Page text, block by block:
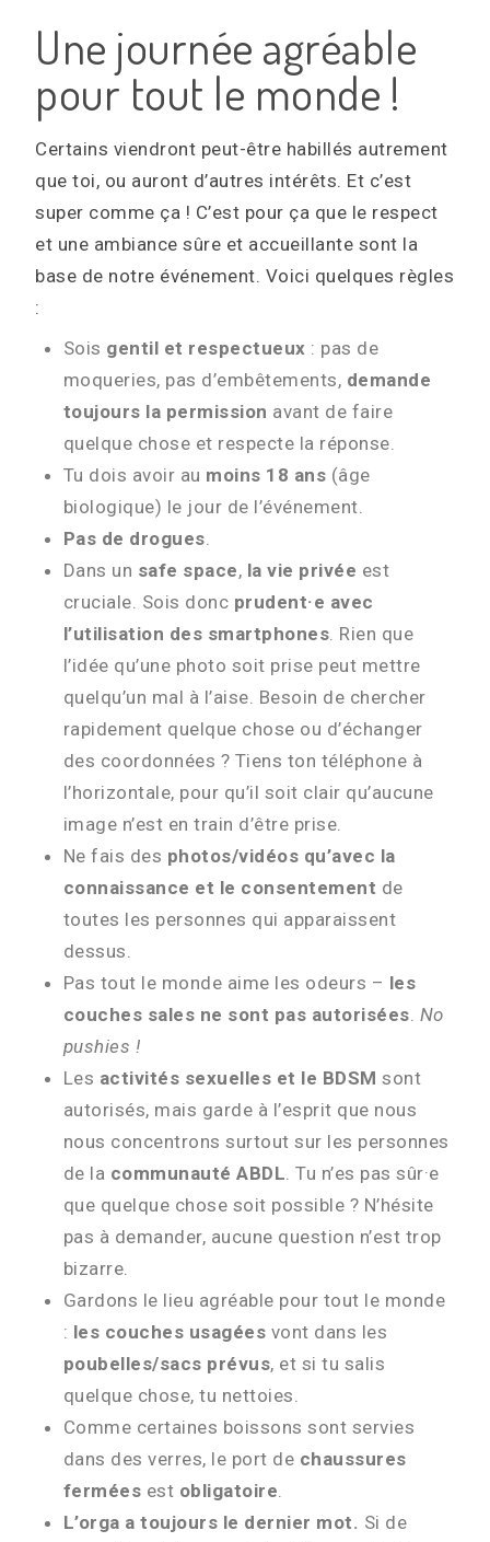
Une journée agréable
pour tout le monde !
Certains viendront peut-être habillés autrement
que toi, ou auront d’autres intérêts. Et c’est
super comme ça ! C’est pour ça que le respect
et une ambiance sûre et accueillante sont la
base de notre événement. Voici quelques règles
:
Sois gentil et respectueux : pas de
moqueries, pas d’embêtements, demande
toujours la permission avant de faire
quelque chose et respecte la réponse.
Tu dois avoir au moins 18 ans (âge
biologique) le jour de l’événement.
Pas de drogues.
Dans un safe space, la vie privée est
cruciale. Sois donc prudent·e avec
l’utilisation des smartphones. Rien que
l’idée qu’une photo soit prise peut mettre
quelqu’un mal à l’aise. Besoin de chercher
rapidement quelque chose ou d’échanger
des coordonnées ? Tiens ton téléphone à
l’horizontale, pour qu’il soit clair qu’aucune
image n’est en train d’être prise.
Ne fais des photos/vidéos qu’avec la
connaissance et le consentement de
toutes les personnes qui apparaissent
dessus.
Pas tout le monde aime les odeurs – les
couches sales ne sont pas autorisées. No
pushies !
Les activités sexuelles et le BDSM sont
autorisés, mais garde à l’esprit que nous
nous concentrons surtout sur les personnes
de la communauté ABDL. Tu n’es pas sûr·e
que quelque chose soit possible ? N’hésite
pas à demander, aucune question n’est trop
bizarre.
Gardons le lieu agréable pour tout le monde
: les couches usagées vont dans les
poubelles/sacs prévus, et si tu salis
quelque chose, tu nettoies.
Comme certaines boissons sont servies
dans des verres, le port de chaussures
fermées est obligatoire.
L’orga a toujours le dernier mot. Si de